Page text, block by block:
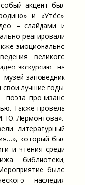
акцент был
и «Утёс».
– слайдами и
реагировали
эмоционально
великого
экскурсию на
заповедник
свои лучшие годы.
пронизано
Также провела
Ю. Лермонтова».
литературный
который был
и чтения среди
библиотеки,
было
наследия